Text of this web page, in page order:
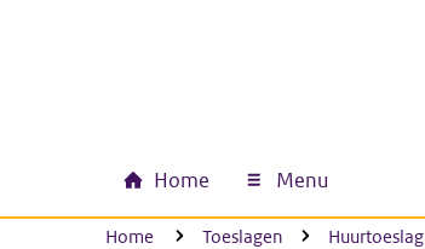
Hoofdnavigatie
Home Menu
U bevindt zich hier:
Home Toeslagen Huurtoeslag